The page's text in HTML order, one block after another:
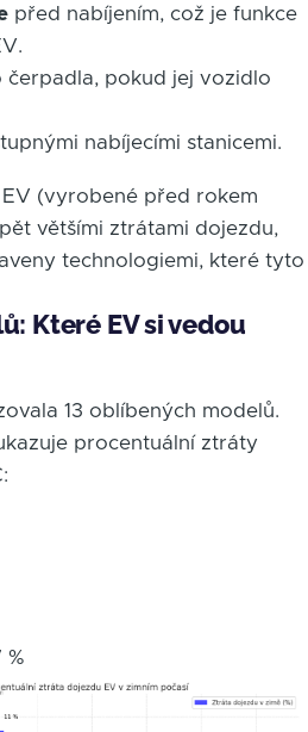
před nabíjením, což je funkce
čerpadla, pokud jej vozidlo
nabíjecími stanicemi.
(vyrobené před rokem
většími ztrátami dojezdu,
technologiemi, které tyto
Které EV si vedou
13 oblíbených modelů.
procentuální ztráty
%